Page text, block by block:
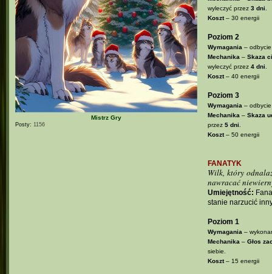
Mistrz Gry
Posty: 1156
wyleczyć przez 3 dni.
Koszt– 30 energii
Poziom 2
Wymagania– odbycie
Mechanika– Skaza
wyleczyć przez 4 dni.
Koszt– 40 energii
Poziom 3
Wymagania– odbycie
Mechanika– Skaza
przez 5 dni.
Koszt– 50 energii
FANATYK
Wilk, który
nawracać
Umiejętność:
stanie narzucić
Poziom 1
Wymagania–
Mechanika– Głos
siebie.
Koszt– 15 energii